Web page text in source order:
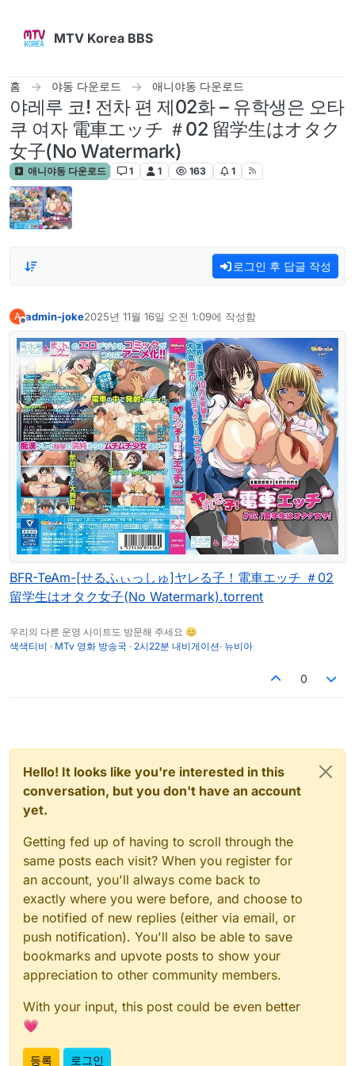
MTV Korea BBS
홈 야동 다운로드 애니야동 다운로드
야레루 코! 전차 편 제02화 – 유학생은 오타
쿠 여자 電車エッチ ＃02 留学生はオタク
女子(No Watermark)
애니야동 다운로드 1 1 163 1
로그인 후 답글 작성
A admin-joke2025년 11월 16일 오전 1:09에 작성함
마지막 수정자:
BFR-TeAm-[せるふぃっしゅ]ヤレる子！電車エッチ ＃02
留学生はオタク女子(No Watermark).torrent
우리의 다른 운영 사이트도 방문해 주세요 😊
색색티비 · MTv 영화 방송국 · 2시22분 내비게이션· 뉴비아
0
Hello! It looks like you're interested in this
conversation, but you don't have an account
yet.
Getting fed up of having to scroll through the
same posts each visit? When you register for
an account, you'll always come back to
exactly where you were before, and choose to
be notified of new replies (either via email, or
push notification). You'll also be able to save
bookmarks and upvote posts to show your
appreciation to other community members.
With your input, this post could be even better
💗
등록 로그인